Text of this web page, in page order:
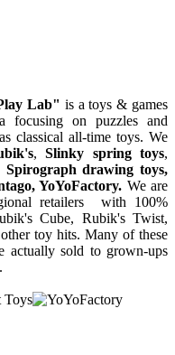
Lab" is a toys & games
focusing on puzzles and
classical all-time toys. We
,Slinky spring toys,
Spirograph drawing toys,
YoYoFactory. We are
retailers with 100%
Cube, Rubik's Twist,
toy hits. Many of these
actually sold to grown-ups